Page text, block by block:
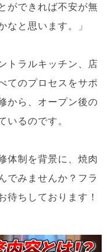
ができれば不安が無
なと思います。」
トラルキッチン、店
てのプロセスをサポ
から、オープン後の
いるのです。
体制を背景に、焼肉
でみませんか？フラ
待ちしております！